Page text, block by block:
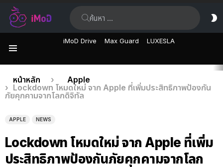
iMoD Drive Max Guard LUXESLA
เรื่อง
ล่าสุด
คุณอยู่ที่นี่:
หน้าหลัก
Apple
Lockdown โหมดใหม่ จาก Apple ที่เพิ่มประสิทธิภาพป้องกัน
ภัยคุกคามจากโลกดิจิทัล
APPLE NEWS
Lockdown โหมดใหม่ จาก Apple ที่เพิ่ม
ประสิทธิภาพป้องกันภัยคุกคามจากโลก